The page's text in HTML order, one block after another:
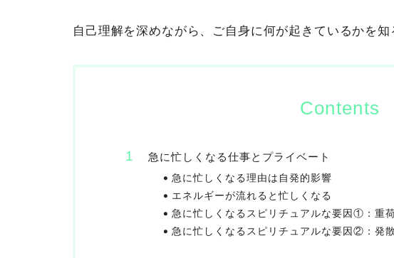
自己理解を深めながら、ご自身に何が起きているかを知
Contents
急に忙しくなる仕事とプライベート
急に忙しくなる理由は自発的影響
エネルギーが流れると忙しくなる
急に忙しくなるスピリチュアルな要因①：重
急に忙しくなるスピリチュアルな要因②：発